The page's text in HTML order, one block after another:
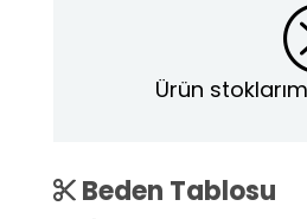
Ürün
Beden Tablosu